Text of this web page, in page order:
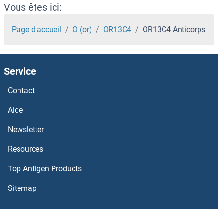
OR11G2 Anticorps
OR11A1 Anticorps
OR10Z1 Anticorps
OR10X1 Anticorps
OR10V1 Anticorps
OR10T2 Anticorps
OR10S1 Anticorps
Vous êtes ici:
Page d'accueil O (or) OR13C4 OR13C4 Anticorps
Service
Contact
Aide
Newsletter
Resources
Top Antigen Products
Sitemap